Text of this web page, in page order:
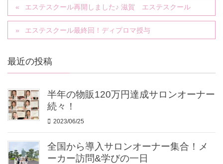
エステスクール再開しました♪ 滋賀 エステスクール
エステスクール最終回！ディプロマ授与
最近の投稿
半年の物販120万円達成サロンオーナー
続々！
2023/06/25
全国から導入サロンオーナー集合！メ
ーカー訪問&学びの一日